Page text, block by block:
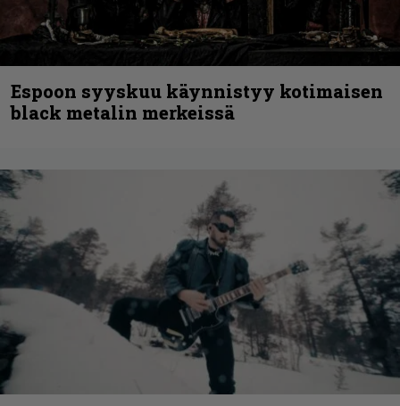
Espoon syyskuu käynnistyy kotimaisen
black metalin merkeissä